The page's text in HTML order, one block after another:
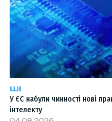
ШІ
У ЄС набули чинності нові
інтелекту